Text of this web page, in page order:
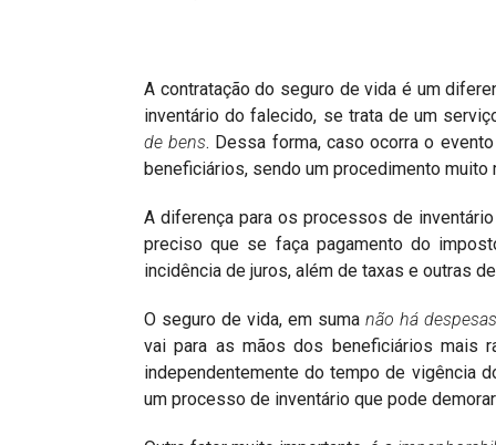
A contratação do seguro de vida é um
inventário do falecido, se trata de um
de bens. Dessa forma, caso ocorra o
beneficiários, sendo um procedimento muito
A diferença para os processos de
preciso que se faça pagamento do
incidência de juros, além de taxas e outras
O seguro de vida, em suma não há
vai para as mãos dos beneficiários mais
independentemente do tempo de vigência
um processo de inventário que pode